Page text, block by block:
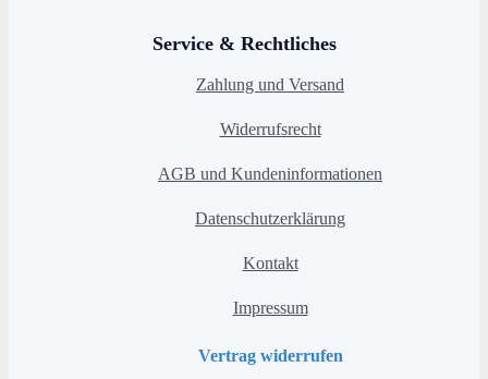
Service & Rechtliches
Zahlung und Versand
Widerrufsrecht
AGB und Kundeninformationen
Datenschutzerklärung
Kontakt
Impressum
Vertrag widerrufen